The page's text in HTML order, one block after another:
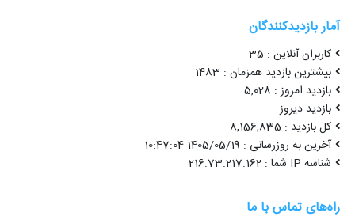
آمار بازدیدکنندگان
کاربران آنلاین : 35
بیشترین بازدید همزمان : 1483
بازدید امروز : 5,028
بازدید دیروز :
کل بازدید : 8,156,835
آخرین به روزرسانی : 1405/05/19 10:47:04
شناسه IP شما : 216.73.217.162
راه‌های تماس با ما